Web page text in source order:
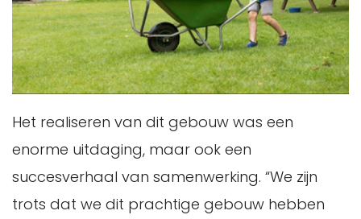
Het realiseren van dit gebouw was een
enorme uitdaging, maar ook een
succesverhaal van samenwerking. “We zijn
trots dat we dit prachtige gebouw hebben